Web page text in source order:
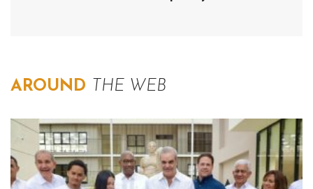
AROUND THE WEB